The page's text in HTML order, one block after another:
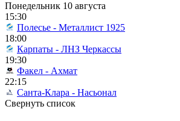
Понедельник 10 августа
15:30
Полесье - Металлист 1925
18:00
Карпаты - ЛНЗ Черкассы
19:30
Факел - Ахмат
22:15
Санта-Клара - Насьонал
Свернуть список